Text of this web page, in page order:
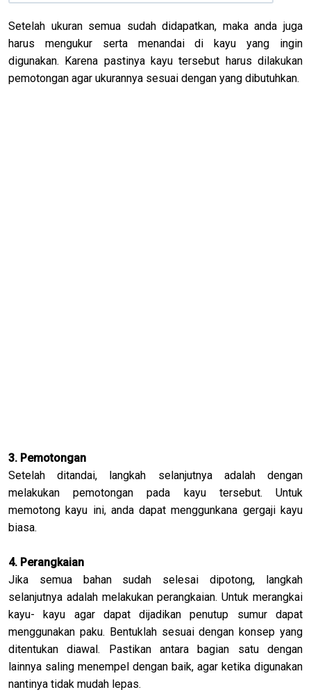
Setelah ukuran semua sudah didapatkan, maka anda juga
harus mengukur serta menandai di kayu yang ingin
digunakan. Karena pastinya kayu tersebut harus dilakukan
pemotongan agar ukurannya sesuai dengan yang dibutuhkan.
3. Pemotongan
Setelah ditandai, langkah selanjutnya adalah dengan
melakukan pemotongan pada kayu tersebut. Untuk
memotong kayu ini, anda dapat menggunkana gergaji kayu
biasa.
4. Perangkaian
Jika semua bahan sudah selesai dipotong, langkah
selanjutnya adalah melakukan perangkaian. Untuk merangkai
kayu- kayu agar dapat dijadikan penutup sumur dapat
menggunakan paku. Bentuklah sesuai dengan konsep yang
ditentukan diawal. Pastikan antara bagian satu dengan
lainnya saling menempel dengan baik, agar ketika digunakan
nantinya tidak mudah lepas.